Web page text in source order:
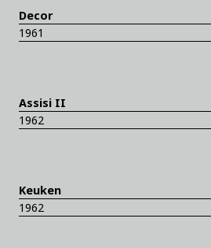
Decor
1961
Assisi II
1962
Keuken
1962